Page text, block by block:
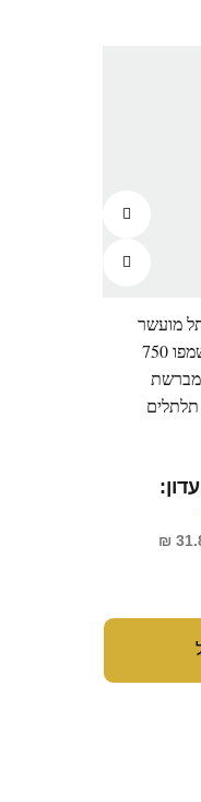
מועשר
בחומצה היאלורונית – שמפו 750
מ"ל ומברשת
₪